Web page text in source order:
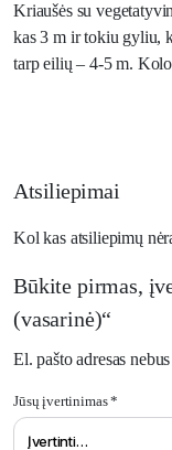
Kriaušės su
kas 3 m ir tokiu gyliu,
tarp eilių – 4-5 m.
Atsiliepimai
Kol kas atsiliepimų
Būkite pirmas,
(vasarinė)“
El. pašto adresas
Jūsų įvertinimas*